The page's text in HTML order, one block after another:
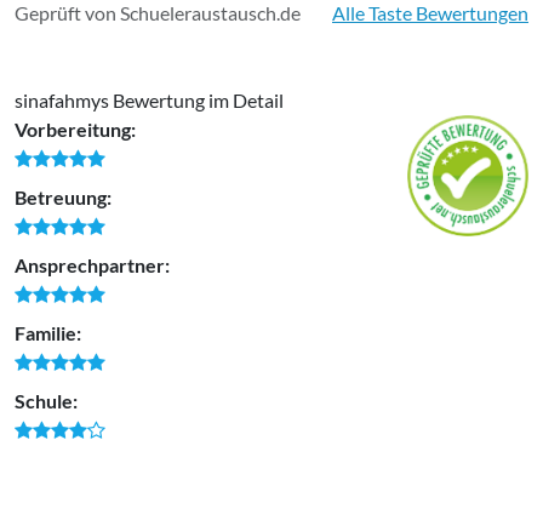
Geprüft von Schueleraustausch.de Alle Taste Bewertungen
sinafahmys Bewertung im Detail
Vorbereitung:
Betreuung:
Ansprechpartner:
Familie:
Schule: